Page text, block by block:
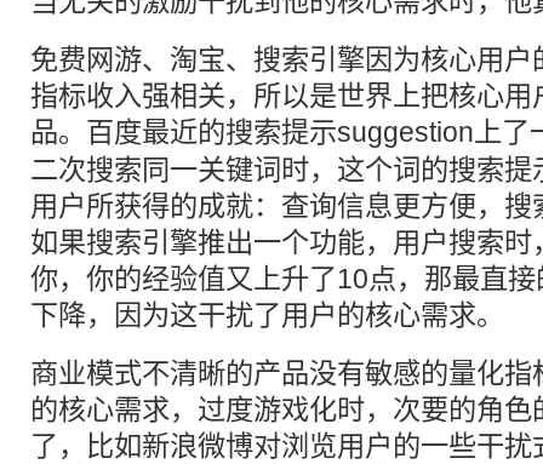
免费网游、淘宝、搜索引擎因为核心用
指标收入强相关，所以是世界上把核心
品。 百度最近的搜索提示suggestion上了
二次搜索同一关键词时，这个词的搜索
用户所获得的成就：查询信息更方便，
如果搜索引擎推出一个功能，用户搜索
你，你的经验值又上升了10点，那最直
下降，因为这干扰了用户的核心需求。
商业模式不清晰的产品没有敏感的量化
的核心需求，过度游戏化时，次要的角
了，比如新浪微博对浏览用户的一些干